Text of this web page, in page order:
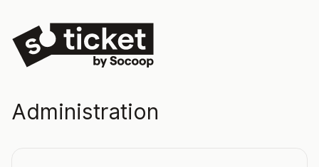
Administration